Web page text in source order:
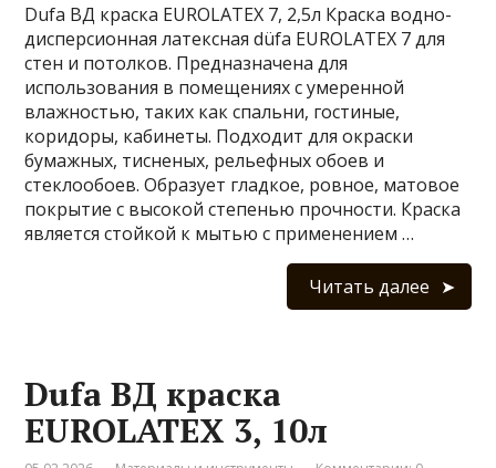
Dufa ВД краска EUROLATEX 7, 2,5л Краска водно-
дисперсионная латексная düfa EUROLATEX 7 для
стен и потолков. Предназначена для
использования в помещениях с умеренной
влажностью, таких как спальни, гостиные,
коридоры, кабинеты. Подходит для окраски
бумажных, тисненых, рельефных обоев и
стеклообоев. Образует гладкое, ровное, матовое
покрытие с высокой степенью прочности. Краска
является стойкой к мытью с применением …
Читать далее
Dufa ВД краска
EUROLATEX 3, 10л